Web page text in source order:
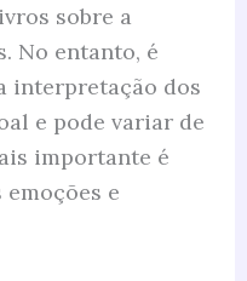
sobre a
No entanto, é
interpretação dos
e pode variar de
importante é
e